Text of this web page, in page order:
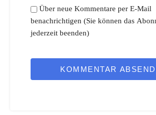
Über neue Kommentare per E-Mail
benachrichtigen (Sie können das
jederzeit beenden)
KOMMENTAR